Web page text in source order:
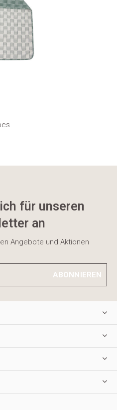
für unseren
an
Angebote und Aktionen
ABONNIEREN